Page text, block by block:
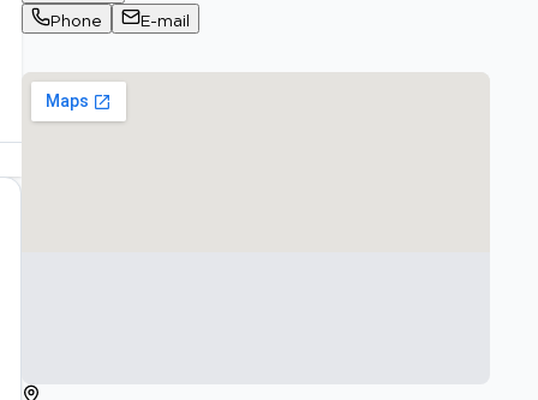
Phone
E-mail